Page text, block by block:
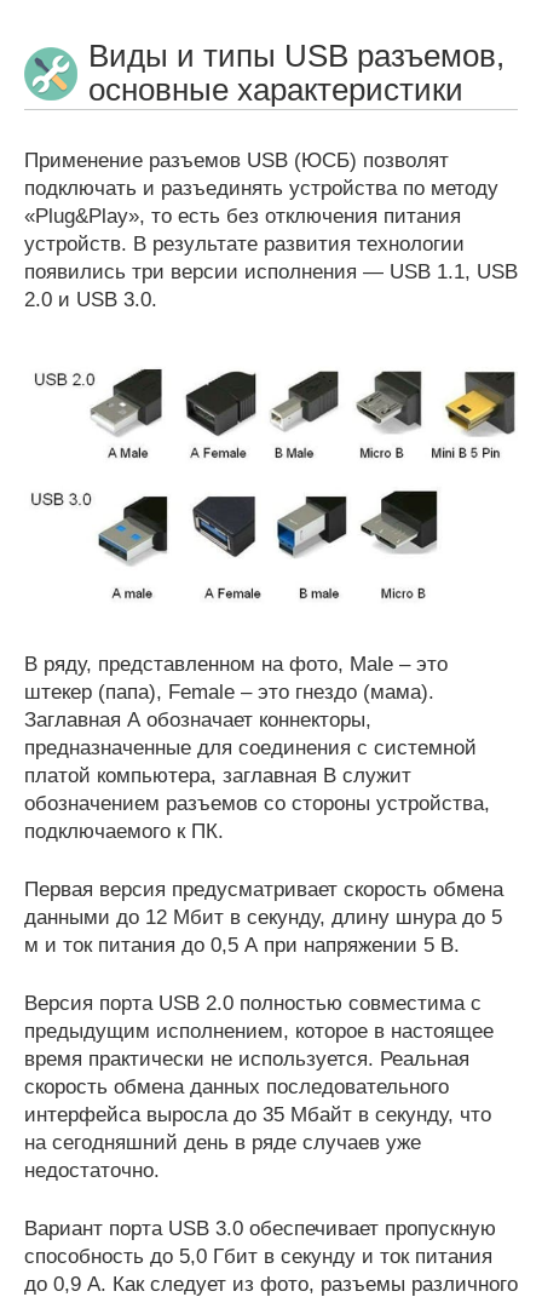
Виды и типы USB разъемов,
основные характеристики
Применение разъемов USB (ЮСБ) позволят
подключать и разъединять устройства по методу
«Plug&Play», то есть без отключения питания
устройств. В результате развития технологии
появились три версии исполнения — USB 1.1, USB
2.0 и USB 3.0.
В ряду, представленном на фото, Male – это
штекер (папа), Female – это гнездо (мама).
Заглавная А обозначает коннекторы,
предназначенные для соединения с системной
платой компьютера, заглавная В служит
обозначением разъемов со стороны устройства,
подключаемого к ПК.
Первая версия предусматривает скорость обмена
данными до 12 Мбит в секунду, длину шнура до 5
м и ток питания до 0,5 А при напряжении 5 В.
Версия порта USB 2.0 полностью совместима с
предыдущим исполнением, которое в настоящее
время практически не используется. Реальная
скорость обмена данных последовательного
интерфейса выросла до 35 Мбайт в секунду, что
на сегодняшний день в ряде случаев уже
недостаточно.
Вариант порта USB 3.0 обеспечивает пропускную
способность до 5,0 Гбит в секунду и ток питания
до 0,9 А. Как следует из фото, разъемы различного